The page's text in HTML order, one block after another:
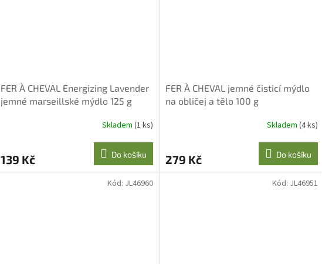
FER À CHEVAL Energizing Lavender
jemné marseillské mýdlo 125 g
Skladem (1 ks)
139 Kč Do košíku
FER À CHEVAL jemné čisticí mýdlo
na obličej a tělo 100 g
Skladem (4 ks)
279 Kč Do košíku
Kód: JL46960 Kód: JL46951